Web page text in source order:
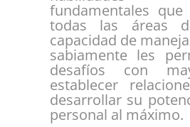
fundamentales
todas las áreas
capacidad de
sabiamente les
desafíos con
establecer
desarrollar su
personal al máximo.